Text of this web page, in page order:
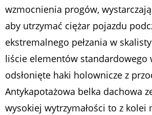
wzmocnienia progów,
aby utrzymać ciężar pojazdu
ekstremalnego pełzania w
liście elementów standardowego
odsłonięte haki holownicze z
Antykapotażowa belka dachowa
wysokiej wytrzymałości to z kolei